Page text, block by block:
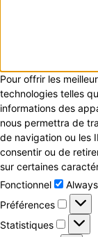
Pour offrir les
technologies telles
informations des
nous permettra de
de navigation ou les
consentir ou de
sur certaines
Fonctionnel
Préférences
Statistiques